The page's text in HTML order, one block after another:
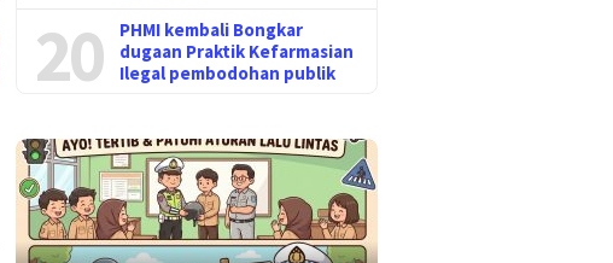
20
PHMI kembali Bongkar
dugaan Praktik Kefarmasian
Ilegal pembodohan publik